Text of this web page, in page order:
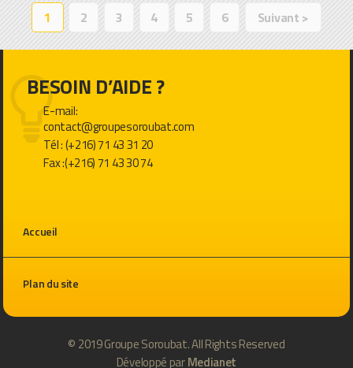
1 2 3 4 5 6 Suivant >
BESOIN D’AIDE ?
E-mail:
contact@groupesoroubat.com
Tél : (+216) 71 43 31 20
Fax :(+216) 71 43 30 74
Accueil
Plan du site
© 2019Groupe Soroubat. All Rights Reserved
Développé parMedianet